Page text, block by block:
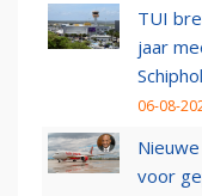
TUI
jaar
Schiphol
06-08-
voor